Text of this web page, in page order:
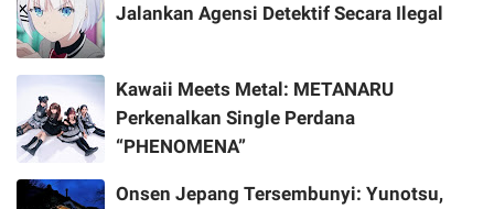
Jalankan Agensi Detektif Secara Ilegal
Kawaii Meets Metal: METANARU
Perkenalkan Single Perdana
“PHENOMENA”
Onsen Jepang Tersembunyi: Yunotsu,